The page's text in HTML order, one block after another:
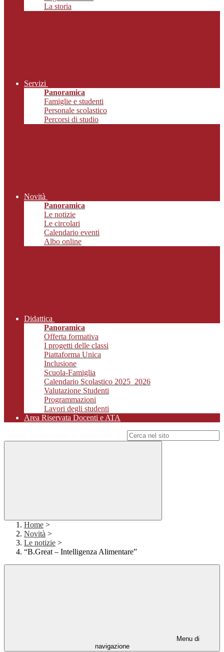
La storia
Servizi
Panoramica
Famiglie e studenti
Personale scolastico
Percorsi di studio
Novità
Panoramica
Le notizie
Le circolari
Calendario eventi
Albo online
Didattica
Panoramica
Offerta formativa
I progetti delle classi
Piattaforma Unica
Inclusione
Scuola-Famiglia
Calendario Scolastico 2025_2026
Valutazione Studenti
Programmazioni
Lavori degli studenti
Area Riservata Docenti e ATA
Home >
Novità >
Le notizie >
“B.Great – Intelligenza Alimentare”
Menu di
navigazione